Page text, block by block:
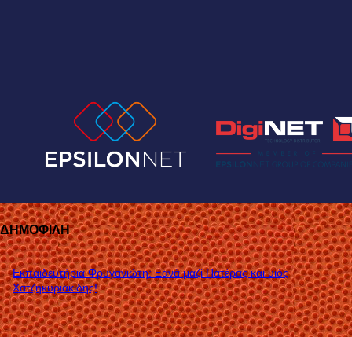
ΔΗΜΟΦΙΛΗ
Εκπαιδευτήρια Φρυγανιώτη: Ξανά μαζί Πατέρας και υιός
Χατζηκυριακίδης!